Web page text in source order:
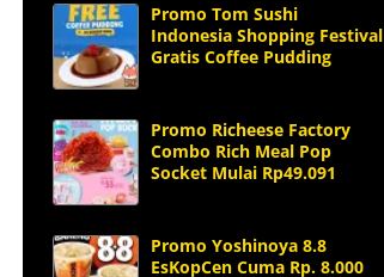
Promo Tom Sushi
Indonesia Shopping Festival
Gratis Coffee Pudding
Promo Richeese Factory
Combo Rich Meal Pop
Socket Mulai Rp49.091
Promo Yoshinoya 8.8
EsKopCen Cuma Rp. 8.000